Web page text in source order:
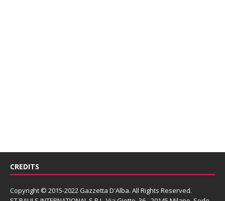
CREDITS
Copyright © 2015-2022 Gazzetta D'Alba. All Rights Reserved.